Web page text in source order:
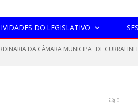
DO LEGISLATIVO
DA CÂMARA MUNICIPAL DE
0